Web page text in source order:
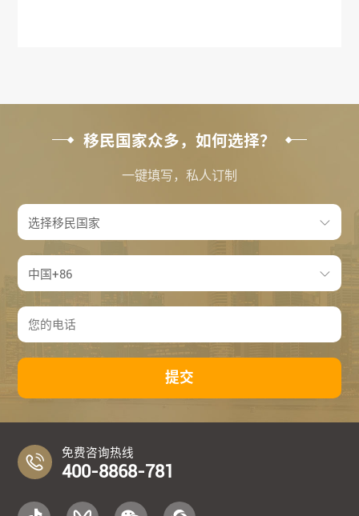
移民国家众多，如何选择？
一键填写，私人订制
提交
免费咨询热线
400-8868-781